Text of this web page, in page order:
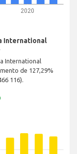
2020
International
International
de 127,29%
116).